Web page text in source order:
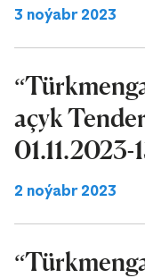
3 noýabr 2023
açyk
01.11.2023-
2 noýabr 2023